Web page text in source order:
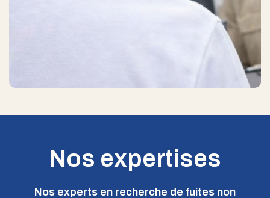
Nos expertises
Nos experts en recherche de fuites non